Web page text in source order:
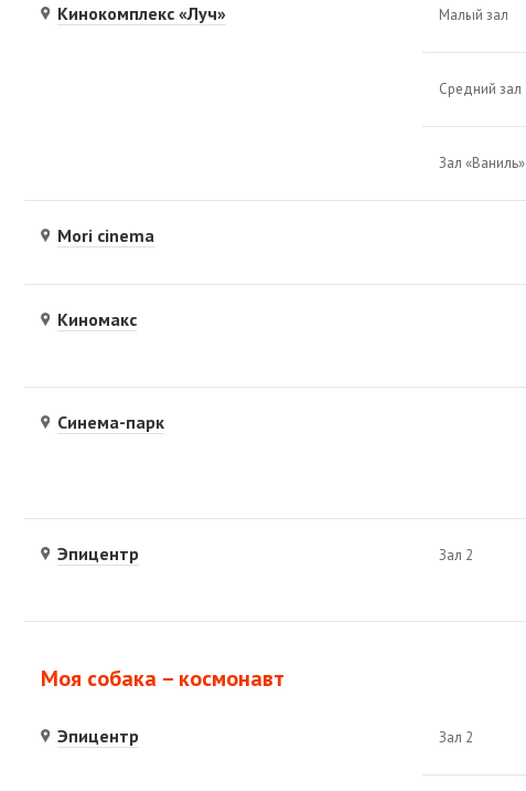
Кинокомплекс «Луч» Малый зал
Средний зал
Зал «Ваниль»
Mori cinema
Киномакс
Синема-парк
Эпицентр Зал 2
Моя собака – космонавт
Эпицентр Зал 2